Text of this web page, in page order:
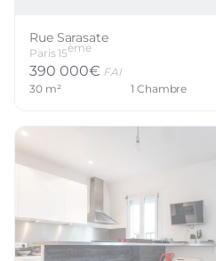
Rue Sarasate
Paris15ème
390 000€ FAI
30m² 1 Chambre